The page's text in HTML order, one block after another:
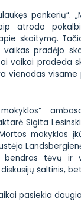
penkerių“.
atrodo
skaitymą.
vaikas pradėjo
vaikai pradeda
vienodas visame
Sigita
mokyklos
tėvų ir
šaltinis,
pasiekia